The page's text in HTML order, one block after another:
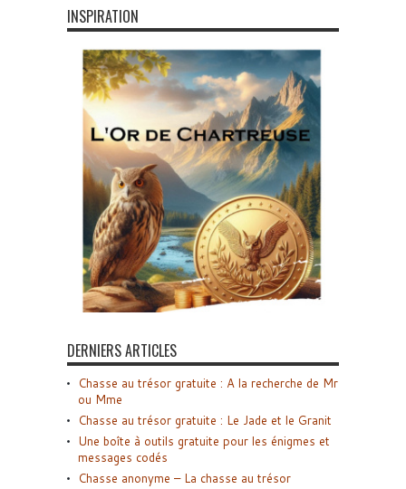
INSPIRATION
DERNIERS ARTICLES
Chasse au trésor gratuite : A la recherche de Mr
ou Mme
Chasse au trésor gratuite : Le Jade et le Granit
Une boîte à outils gratuite pour les énigmes et
messages codés
Chasse anonyme – La chasse au trésor